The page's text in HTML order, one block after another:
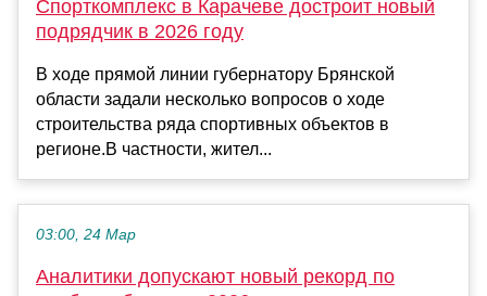
Спорткомплекс в Карачеве достроит новый
подрядчик в 2026 году
В ходе прямой линии губернатору Брянской
области задали несколько вопросов о ходе
строительства ряда спортивных объектов в
регионе.В частности, жител...
03:00, 24 Мар
Аналитики допускают новый рекорд по